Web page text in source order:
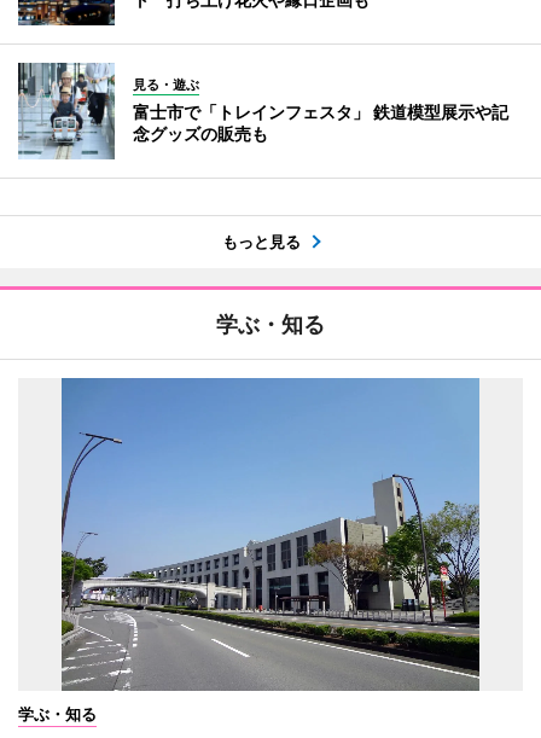
見る・遊ぶ
富士市で「トレインフェスタ」 鉄道模型展示や記
念グッズの販売も
もっと見る
学ぶ・知る
学ぶ・知る